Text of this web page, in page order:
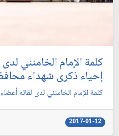
كلمة الإمام الخامنئي
إحياء ذكرى شهداء
كلمة الإمام الخامنئي لدى لقائه
2017-01-12